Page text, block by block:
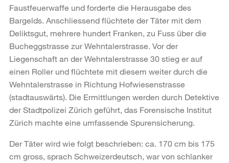
Faustfeuerwaffe und forderte die Herausgabe des
Bargelds. Anschliessend flüchtete der Täter mit dem
Deliktsgut, mehrere hundert Franken, zu Fuss über die
Bucheggstrasse zur Wehntalerstrasse. Vor der
Liegenschaft an der Wehntalerstrasse 30 stieg er auf
einen Roller und flüchtete mit diesem weiter durch die
Wehntalerstrasse in Richtung Hofwiesenstrasse
(stadtauswärts). Die Ermittlungen werden durch Detektive
der Stadtpolizei Zürich geführt, das Forensische Institut
Zürich machte eine umfassende Spurensicherung.
Der Täter wird wie folgt beschrieben: ca. 170 cm bis 175
cm gross, sprach Schweizerdeutsch, war von schlanker